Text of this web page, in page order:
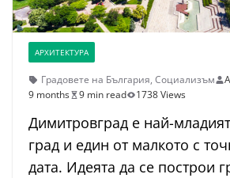
АРХИТЕКТУРА
Градовете на България, Социализъм
9 months
9 min read 1738 Views
Димитровград е най-
град и един от малкото с
дата. Идеята да се построи